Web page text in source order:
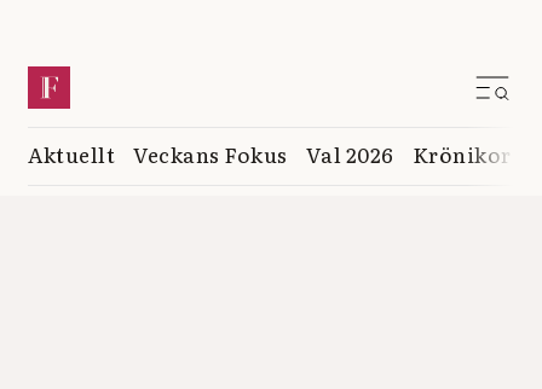
Aktuellt Veckans Fokus Val 2026 Krönikor